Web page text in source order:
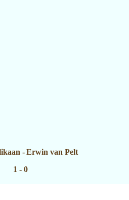
- Erwin van Pelt
1 - 0